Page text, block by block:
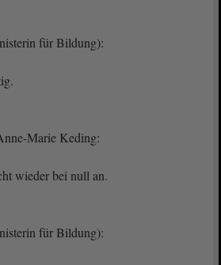
für Bildung):
Marie Keding:
wieder bei null an.
für Bildung):